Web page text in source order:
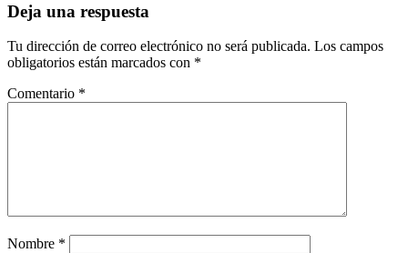
Deja una respuesta
Tu dirección de correo electrónico no será publicada. Los campos
obligatorios están marcados con *
Comentario *
Nombre *